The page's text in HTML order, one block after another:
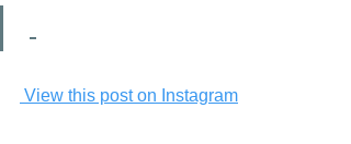
View this post on Instagram